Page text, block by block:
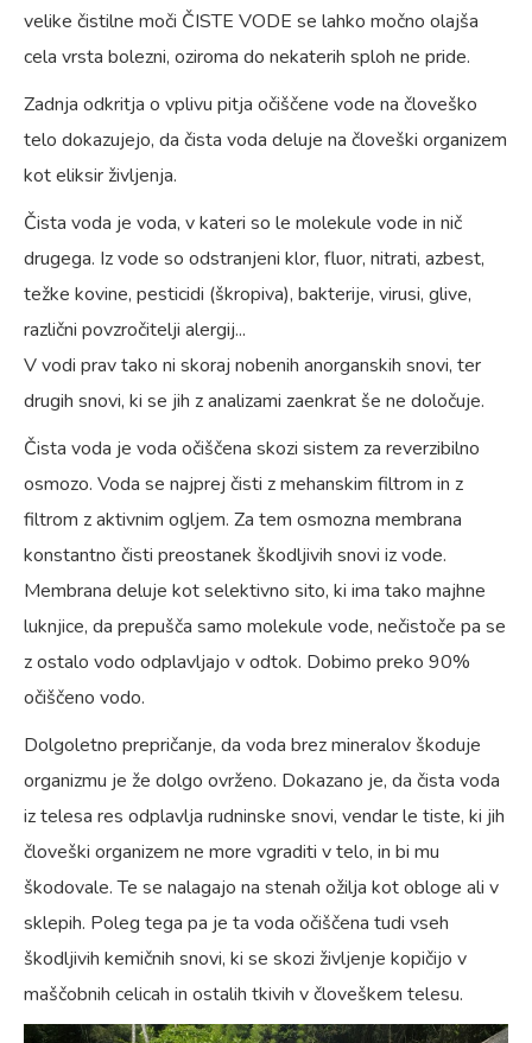
velike čistilne moči ČISTE VODE se lahko močno olajša
cela vrsta bolezni, oziroma do nekaterih sploh ne pride.
Zadnja odkritja o vplivu pitja očiščene vode na človeško
telo dokazujejo, da čista voda deluje na človeški organizem
kot eliksir življenja.
Čista voda je voda, v kateri so le molekule vode in nič
drugega. Iz vode so odstranjeni klor, fluor, nitrati, azbest,
težke kovine, pesticidi (škropiva), bakterije, virusi, glive,
različni povzročitelji alergij...
V vodi prav tako ni skoraj nobenih anorganskih snovi, ter
drugih snovi, ki se jih z analizami zaenkrat še ne določuje.
Čista voda je voda očiščena skozi sistem za reverzibilno
osmozo. Voda se najprej čisti z mehanskim filtrom in z
filtrom z aktivnim ogljem. Za tem osmozna membrana
konstantno čisti preostanek škodljivih snovi iz vode.
Membrana deluje kot selektivno sito, ki ima tako majhne
luknjice, da prepušča samo molekule vode, nečistoče pa se
z ostalo vodo odplavljajo v odtok. Dobimo preko 90%
očiščeno vodo.
Dolgoletno prepričanje, da voda brez mineralov škoduje
organizmu je že dolgo ovrženo. Dokazano je, da čista voda
iz telesa res odplavlja rudninske snovi, vendar le tiste, ki jih
človeški organizem ne more vgraditi v telo, in bi mu
škodovale. Te se nalagajo na stenah ožilja kot obloge ali v
sklepih. Poleg tega pa je ta voda očiščena tudi vseh
škodljivih kemičnih snovi, ki se skozi življenje kopičijo v
maščobnih celicah in ostalih tkivih v človeškem telesu.